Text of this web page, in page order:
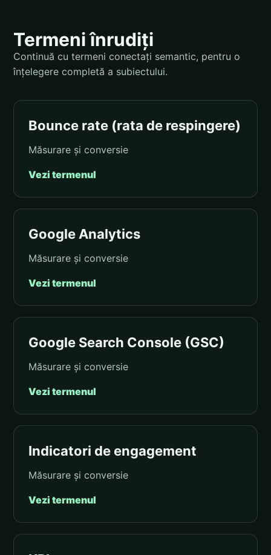
Termeni înrudiți
Continuă cu termeni conectați semantic, pentru o
înțelegere completă a subiectului.
Bounce rate (rata de respingere)
Măsurare și conversie
Vezi termenul
Google Analytics
Măsurare și conversie
Vezi termenul
Google Search Console (GSC)
Măsurare și conversie
Vezi termenul
Indicatori de engagement
Măsurare și conversie
Vezi termenul